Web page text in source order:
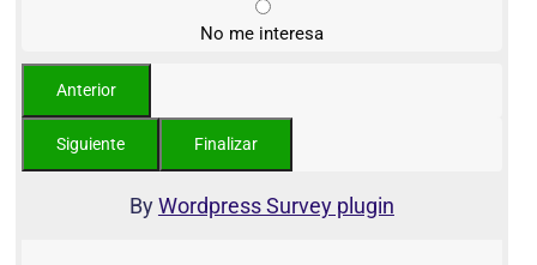
No me interesa
ByWordpress Survey plugin